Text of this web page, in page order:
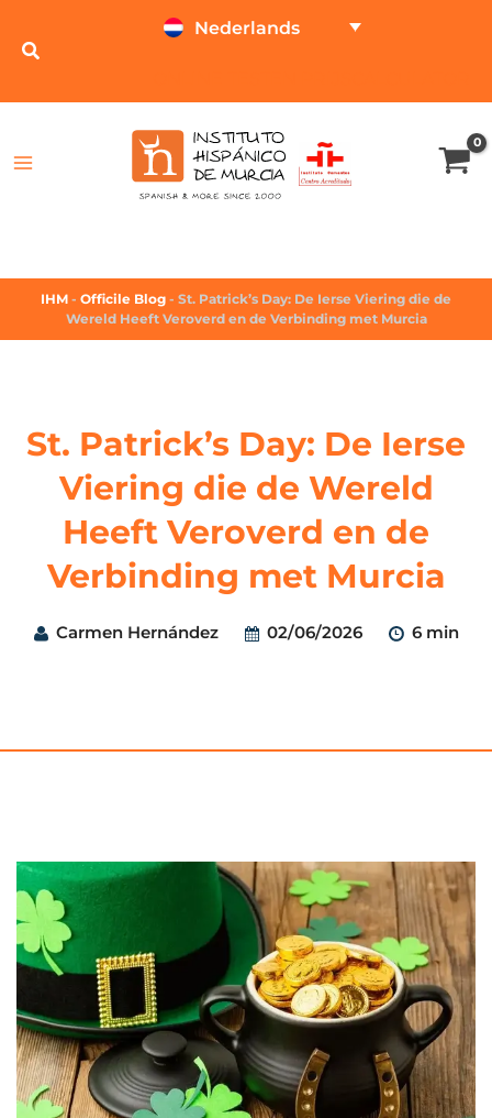
Nederlands
IHM - Officile Blog - St. Patrick’s Day: De Ierse Viering die de
Wereld Heeft Veroverd en de Verbinding met Murcia
St. Patrick’s Day: De Ierse
Viering die de Wereld
Heeft Veroverd en de
Verbinding met Murcia
Carmen Hernández 02/06/2026 6 min